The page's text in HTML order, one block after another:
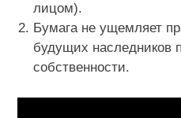
лицом).
Бумага не ущемляет
будущих наследников
собственности.